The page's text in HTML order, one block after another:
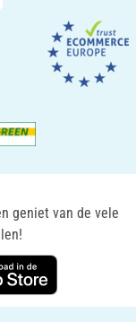
geniet van de vele